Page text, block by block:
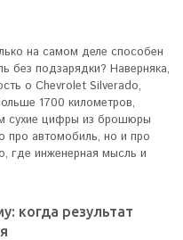
на самом деле способен
без подзарядки? Наверняка,
о Chevrolet Silverado,
1700 километров,
сухие цифры из брошюры
про автомобиль, но и про
где инженерная мысль и
когда результат